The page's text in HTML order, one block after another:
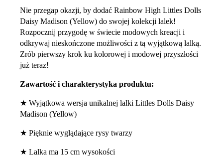
Nie przegap okazji, by dodać Rainbow High Littles Dolls
Daisy Madison (Yellow) do swojej kolekcji lalek!
Rozpocznij przygodę w świecie modowych kreacji i
odkrywaj nieskończone możliwości z tą wyjątkową lalką.
Zrób pierwszy krok ku kolorowej i modowej przyszłości
już teraz!
Zawartość i charakterystyka produktu:
★ Wyjątkowa wersja unikalnej lalki Littles Dolls Daisy
Madison (Yellow)
★ Pięknie wyglądające rysy twarzy
★ Lalka ma 15 cm wysokości